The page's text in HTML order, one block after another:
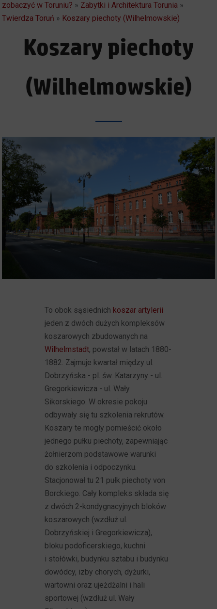
zobaczyć w Toruniu? » Zabytki i Architektura Torunia »
Twierdza Toruń » Koszary piechoty (Wilhelmowskie)
Koszary piechoty
(Wilhelmowskie)
To obok sąsiednich koszar artylerii
jeden z dwóch dużych kompleksów
koszarowych zbudowanych na
Wilhelmstadt, powstał w latach 1880-
1882. Zajmuje kwartał między ul.
Dobrzyńska - pl. św. Katarzyny - ul.
Gregorkiewicza - ul. Wały
Sikorskiego. W okresie pokoju
odbywały się tu szkolenia rekrutów.
Koszary te mogły pomieścić około
jednego pułku piechoty, zapewniając
żołnierzom podstawowe warunki
do szkolenia i odpoczynku.
Stacjonował tu 21 pułk piechoty von
Borckiego. Cały kompleks składa się
z dwóch 2-kondygnacyjnych bloków
koszarowych (wzdłuż ul.
Dobrzyńskiej i Gregorkiewicza),
bloku podoficerskiego, kuchni
i stołówki, budynku sztabu i budynku
dowódcy, izby chorych, dyżurki,
wartowni oraz ujeżdżalni i hali
sportowej (wzdłuż ul. Wały